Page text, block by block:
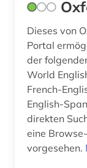
indien (2)
Dieses von
Portal
der folgenden
World
French-
English-
direkten
eine
vorgesehen.